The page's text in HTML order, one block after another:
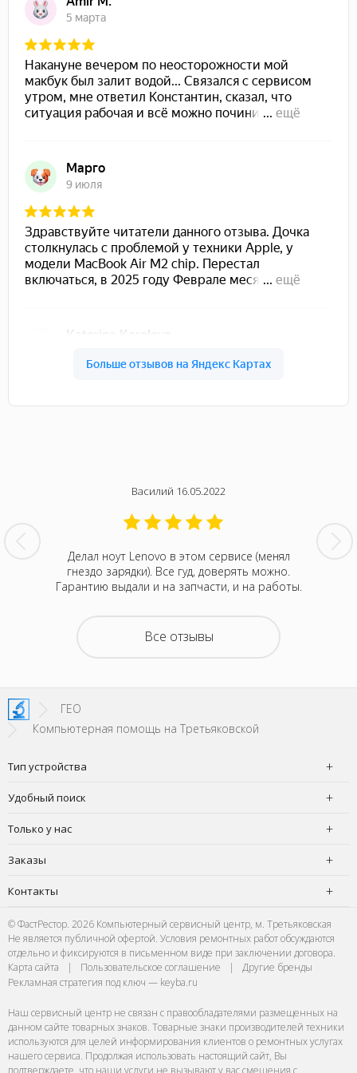
за
Василий 16.05.2022
Делал ноут Lenovo в этом сервисе (менял
гнездо зарядки). Все гуд, доверять можно.
Гарантию выдали и на запчасти, и на работы.
Была
не
Все отзывы
ГЕО
Компьютерная помощь на Третьяковской
Тип устройства
Удобный поиск
Только у нас
Заказы
Контакты
© ФастРестор. 2026 Компьютерный сервисный центр, м. Третьяковская
Не является публичной офертой. Условия ремонтных работ обсуждаются
отдельно и фиксируются в письменном виде при заключении договора.
Карта сайта
| Пользовательское соглашение |
Другие бренды
Рекламная стратегия под ключ — keyba.ru
Наш сервисный центр не связан с правообладателями размещенных на
данном сайте товарных знаков. Товарные знаки производителей техники
используются для целей информирования клиентов о ремонтных услугах
нашего сервиса. Продолжая использовать настоящий сайт, Вы
подтверждаете, что наши услуги не вызывают у вас смешения с